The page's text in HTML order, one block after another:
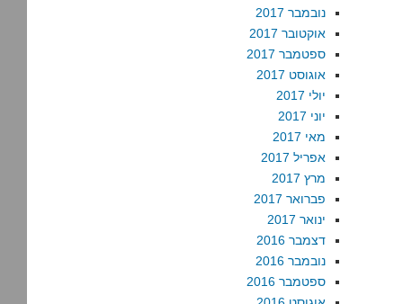
נובמבר 2017
אוקטובר 2017
ספטמבר 2017
אוגוסט 2017
יולי 2017
יוני 2017
מאי 2017
אפריל 2017
מרץ 2017
פברואר 2017
ינואר 2017
דצמבר 2016
נובמבר 2016
ספטמבר 2016